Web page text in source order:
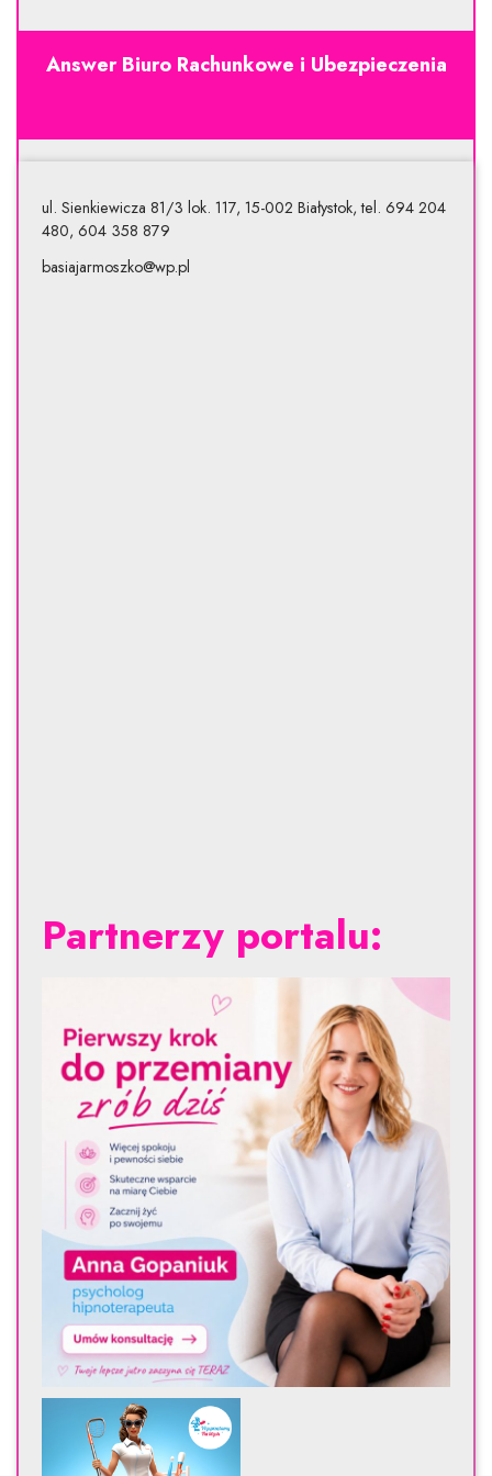
Answer Biuro Rachunkowe i Ubezpieczenia
ul. Sienkiewicza 81/3 lok. 117, 15-002 Białystok, tel. 694 204
480, 604 358 879
basiajarmoszko@wp.pl
Partnerzy portalu: